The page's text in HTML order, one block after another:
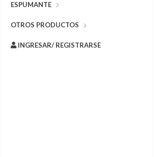
ESPUMANTE
OTROS PRODUCTOS
INGRESAR/ REGISTRARSE